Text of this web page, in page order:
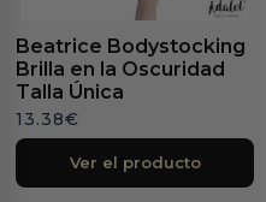
Beatrice Bodystocking
Brilla en la Oscuridad
Talla Única
13.38€
Ver el producto